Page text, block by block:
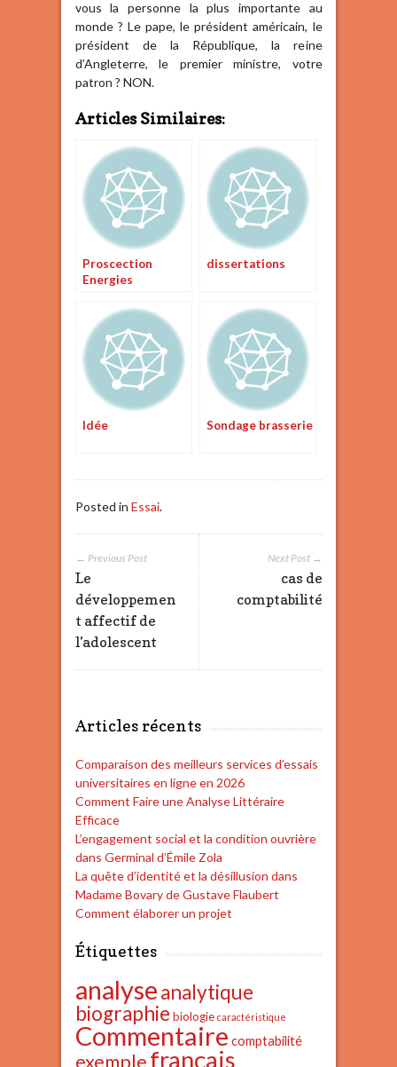
vous la personne la plus importante au
monde ? Le pape, le président américain, le
président de la République, la reine
d’Angleterre, le premier ministre, votre
patron ? NON.
Articles Similaires:
Proscection
Energies
dissertations
Idée Sondage brasserie
Posted in Essai.
Next Post →
cas de
comptabilité
← Previous Post
Le
développemen
t affectif de
l’adolescent
Articles récents
Comparaison des meilleurs services d’essais
universitaires en ligne en 2026
Comment Faire une Analyse Littéraire
Efficace
L’engagement social et la condition ouvrière
dans Germinal d’Émile Zola
La quête d’identité et la désillusion dans
Madame Bovary de Gustave Flaubert
Comment élaborer un projet
Étiquettes
analyseanalytique
biographie biologie caractéristique
Commentaire comptabilité
exemplefrançais